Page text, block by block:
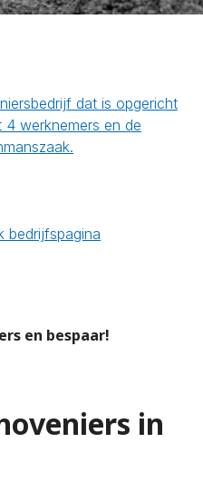
dat is opgericht
werknemers en de
bedrijfspagina
en bespaar!
in